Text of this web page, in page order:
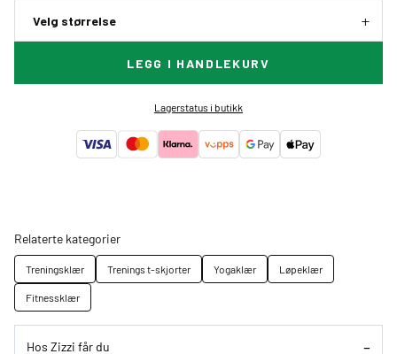
Velg størrelse
LEGG I HANDLEKURV
Lagerstatus i butikk
Relaterte kategorier
Treningsklær Trenings t-skjorter Yogaklær
Løpeklær
Fitnessklær
Hos Zizzi får du